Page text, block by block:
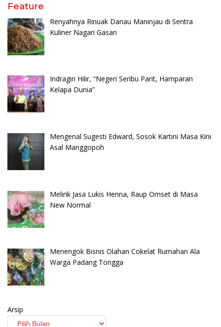
Feature
Renyahnya Rinuak Danau Maninjau di Sentra
Kuliner Nagari Gasan
Indragiri Hilir, “Negeri Seribu Parit, Hamparan
Kelapa Dunia”
Mengenal Sugesti Edward, Sosok Kartini Masa Kini
Asal Manggopoh
Melirik Jasa Lukis Henna, Raup Omset di Masa
New Normal
Menengok Bisnis Olahan Cokelat Rumahan Ala
Warga Padang Tongga
Arsip